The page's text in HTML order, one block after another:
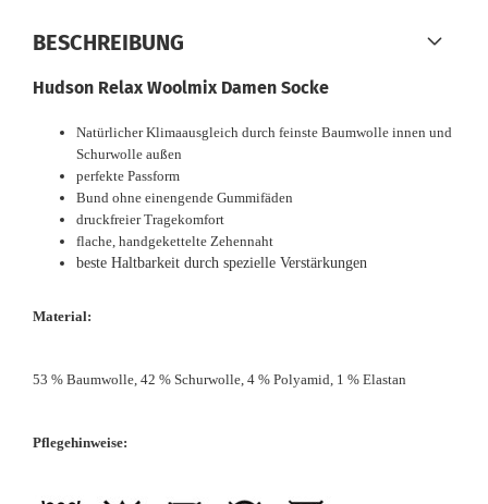
BESCHREIBUNG
Hudson Relax Woolmix Damen Socke
Natürlicher Klimaausgleich durch feinste Baumwolle innen und
Schurwolle außen
perfekte Passform
Bund ohne einengende Gummifäden
druckfreier Tragekomfort
flache, handgekettelte Zehennaht
beste Haltbarkeit durch spezielle Verstärkungen
Material:
53 % Baumwolle, 42 % Schurwolle, 4 % Polyamid, 1 % Elastan
Pflegehinweise: